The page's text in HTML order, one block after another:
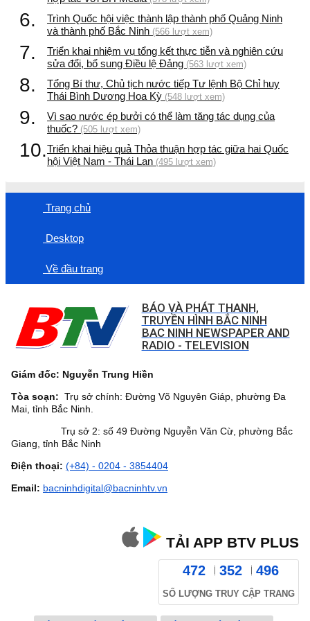
6.
Trình Quốc hội việc thành lập thành phố Quảng Ninh
và thành phố Bắc Ninh (566 lượt xem)
7.
Triển khai nhiệm vụ tổng kết thực tiễn và nghiên cứu
sửa đổi, bổ sung Điều lệ Đảng (563 lượt xem)
8.
Tổng Bí thư, Chủ tịch nước tiếp Tư lệnh Bộ Chỉ huy
Thái Bình Dương Hoa Kỳ (548 lượt xem)
9.
Vì sao nước ép bưởi có thể làm tăng tác dụng của
thuốc? (505 lượt xem)
10.Triển khai hiệu quả Thỏa thuận hợp tác giữa hai Quốc
hội Việt Nam - Thái Lan (495 lượt xem)
Trang chủ
Desktop
Về đầu trang
BÁO VÀ PHÁT THANH,
TRUYỀN HÌNH BẮC NINH
BAC NINH NEWSPAPER AND
RADIO - TELEVISION
Giám đốc: Nguyễn Trung Hiền
Tòa soạn: Trụ sở chính: Đường Võ Nguyên Giáp, phường Đa
Mai, tỉnh Bắc Ninh.
Trụ sở 2: số 49 Đường Nguyễn Văn Cừ, phường Bắc
Giang, tỉnh Bắc Ninh
Điện thoại: (+84) - 0204 - 3854404
Email: bacninhdigital@bacninhtv.vn
TẢI APP BTV PLUS
472 352 496
SỐ LƯỢNG TRUY CẬP TRANG